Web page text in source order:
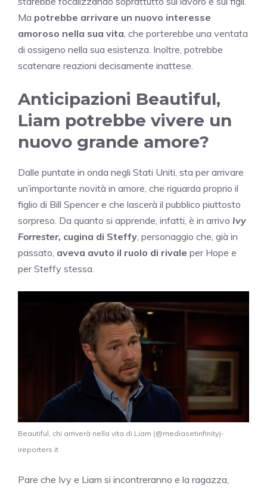
Ma potrebbe arrivare un nuovo interesse
amoroso nella sua vita , che porterebbe una ventata
di ossigeno nella sua esistenza. Inoltre, potrebbe
scatenare reazioni decisamente inattese.
Anticipazioni Beautiful,
Liam potrebbe vivere un
nuovo grande amore?
Dalle puntate in onda negli Stati Uniti, sta per arrivare
un’importante novità in amore, che riguarda proprio il
figlio di Bill Spencer e che lascerà il pubblico piuttosto
sorpreso. Da quanto si apprende, infatti, è in arrivo Ivy
Forrester, cugina di Steffy , personaggio che, già in
passato, aveva avuto il ruolo di rivale per Hope e
per Steffy stessa.
Beautiful, chi arriverà nella vita di Liam (@mediasetinfinity)-
ireporters.it
Pare che Ivy e Liam si incontreranno e la ragazza,